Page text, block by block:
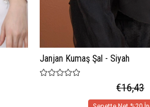
Janjan Kumaş Şal - Siyah
€16,43